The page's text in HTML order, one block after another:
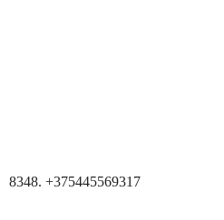
8348. +375445569317